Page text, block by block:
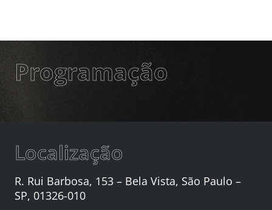
Programação
Localização
R. Rui Barbosa, 153 – Bela Vista, São Paulo –
SP, 01326-010